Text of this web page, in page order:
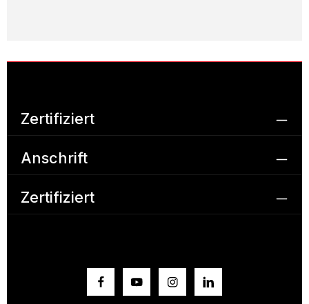
Zertifiziert
Anschrift
Zertifiziert